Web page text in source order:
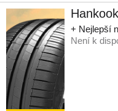
+ Nejlepší
Není k